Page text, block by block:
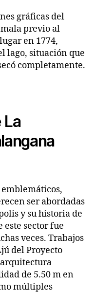
gráficas del
previo al
en 1774,
lago, situación que
completamente.
La
emblemáticos,
ser abordadas
y su historia de
sector fue
veces. Trabajos
del Proyecto
de 5.50 m en
múltiples